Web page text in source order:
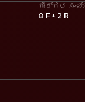
ಗೇರ್‌ಗಳ
8 F + 2 R